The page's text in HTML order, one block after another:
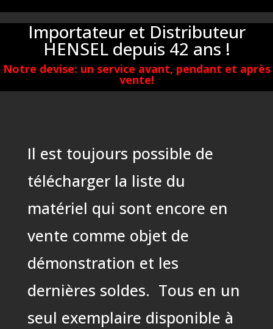
Importateur et Distributeur
HENSEL depuis 42 ans !
Notre devise: un service avant, pendant et après
vente!
Il est toujours possible de
télécharger la liste du
matériel qui sont encore en
vente comme objet de
démonstration et les
dernières soldes. Tous en un
seul exemplaire disponible à